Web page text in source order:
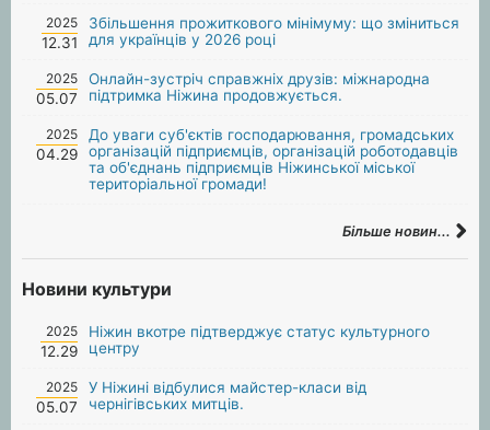
2025
12.31
Збільшення прожиткового мінімуму: що зміниться
для українців у 2026 році
2025
05.07
Онлайн-зустріч справжніх друзів: міжнародна
підтримка Ніжина продовжується.
2025
04.29
До уваги суб'єктів господарювання, громадських
організацій підприємців, організацій роботодавців
та об'єднань підприємців Ніжинської міської
територіальної громади!
Більше новин...
Новини культури
2025
12.29
Ніжин вкотре підтверджує статус культурного
центру
2025
05.07
У Ніжині відбулися майстер-класи від
чернігівських митців.